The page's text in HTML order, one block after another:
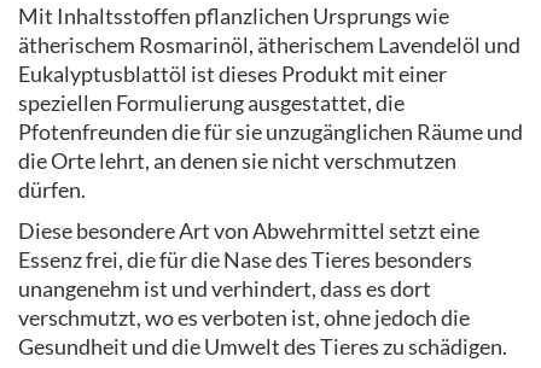
Mit Inhaltsstoffen pflanzlichen Ursprungs wie
ätherischem Rosmarinöl, ätherischem Lavendelöl und
Eukalyptusblattöl ist dieses Produkt mit einer
speziellen Formulierung ausgestattet, die
Pfotenfreunden die für sie unzugänglichen Räume und
die Orte lehrt, an denen sie nicht verschmutzen
dürfen.
Diese besondere Art von Abwehrmittel setzt eine
Essenz frei, die für die Nase des Tieres besonders
unangenehm ist und verhindert, dass es dort
verschmutzt, wo es verboten ist, ohne jedoch die
Gesundheit und die Umwelt des Tieres zu schädigen.